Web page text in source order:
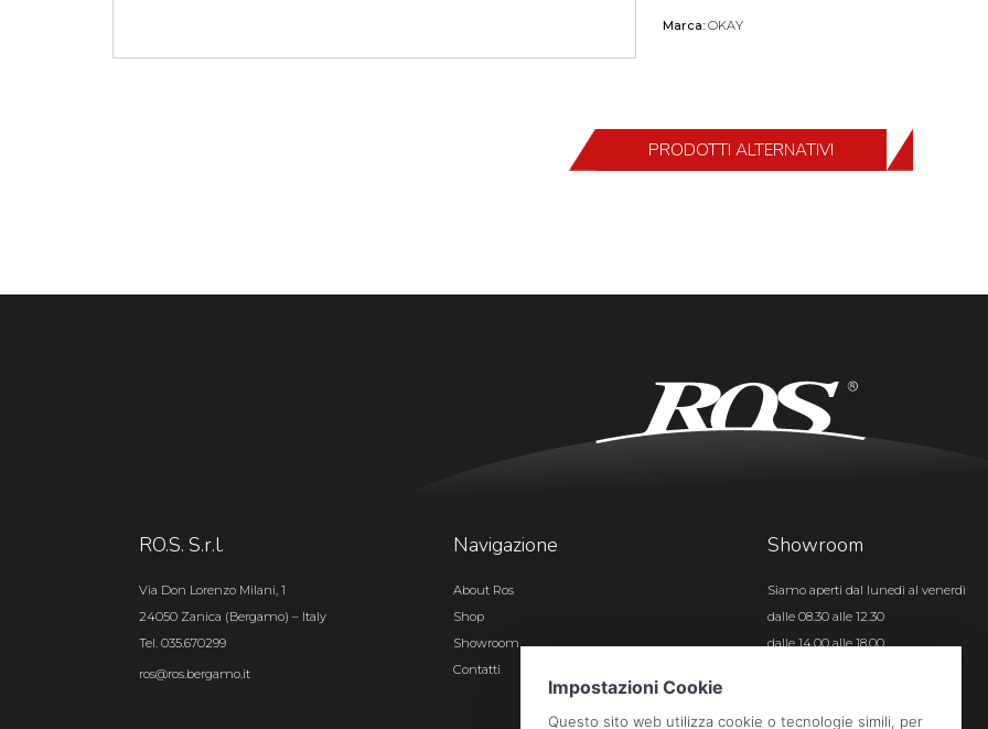
Marca: OKAY
PRODOTTI ALTERNATIVI
RO.S. S.r.l.
Via Don Lorenzo Milani, 1
24050 Zanica (Bergamo) – Italy
Tel. 035.670299
ros@ros.bergamo.it
Navigazione
About Ros
Shop
Showroom
Contatti
Showroom
Siamo aperti dal lunedì al venerdì
dalle 08.30 alle 12.30
dalle 14.00 alle 18.00